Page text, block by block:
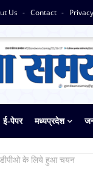
Us Contact
ई-पेपर मध्यप्रदेश
के लिये हुआ चयन